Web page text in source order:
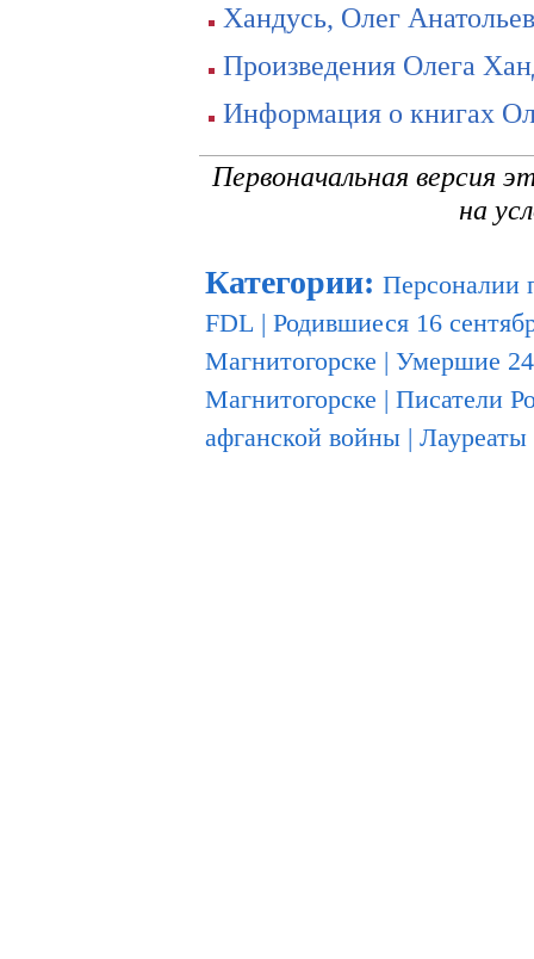
Хандусь, Олег
Произведения Олега
Информация о книгах
Первоначальная версия
на
Категории: Персоналии
FDL | Родившиеся 16
Магнитогорске | Умершие 24
Магнитогорске | Писатели
афганской войны |